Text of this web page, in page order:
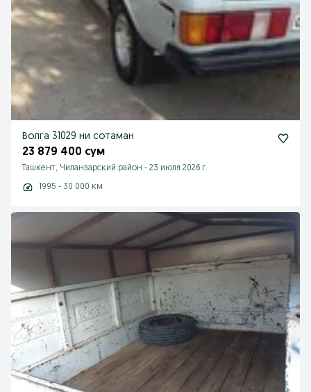
Волга 31029 ни сотаман
23 879 400 сум
Ташкент, Чиланзарский район - 23 июля 2026 г.
1995 - 30 000 км